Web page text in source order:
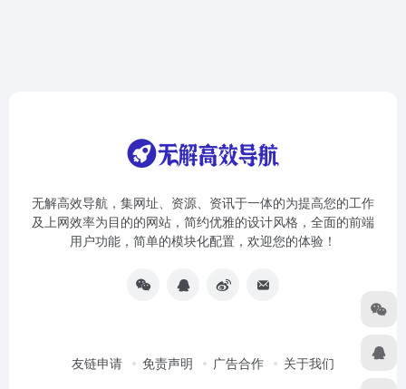
无解高效导航，集网址、资源、资讯于一体的为提高您的工作
及上网效率为目的的网站，简约优雅的设计风格，全面的前端
用户功能，简单的模块化配置，欢迎您的体验！
友链申请 免责声明 广告合作 关于我们